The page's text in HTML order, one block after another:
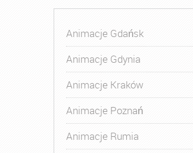
Animacje Gdańsk
Animacje Gdynia
Animacje Kraków
Animacje Poznań
Animacje Rumia